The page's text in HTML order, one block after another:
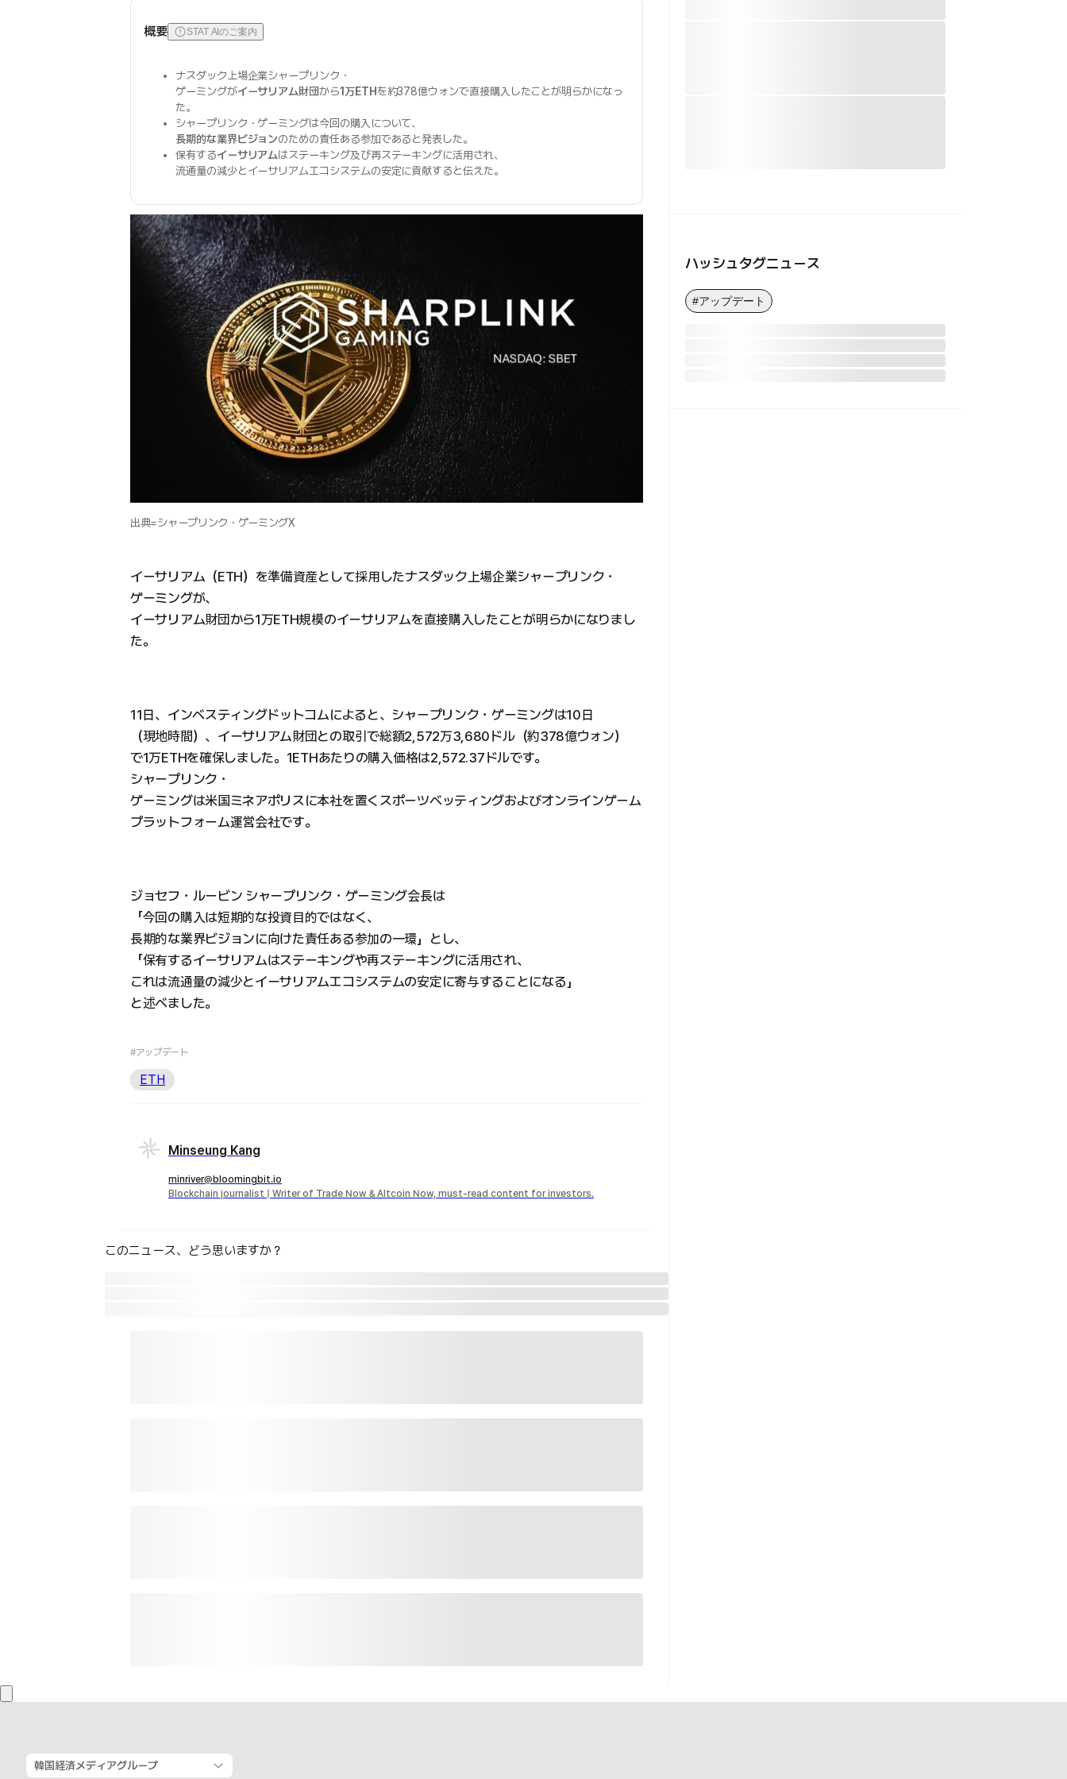
概要 STAT AIのご案内
ナスダック上場企業シャープリンク・
ゲーミングがイーサリアム財団から1万ETHを約378億ウォンで直接購入したことが明らかになっ
た。
シャープリンク・ゲーミングは今回の購入について、
長期的な業界ビジョンのための責任ある参加であると発表した。
保有するイーサリアムはステーキング及び再ステーキングに活用され、
流通量の減少とイーサリアムエコシステムの安定に貢献すると伝えた。
出典=シャープリンク・ゲーミングX
イーサリアム（ETH）を準備資産として採用したナスダック上場企業シャープリンク・
ゲーミングが、
イーサリアム財団から1万ETH規模のイーサリアムを直接購入したことが明らかになりまし
た。
11日、インベスティングドットコムによると、シャープリンク・ゲーミングは10日
（現地時間）、イーサリアム財団との取引で総額2,572万3,680ドル（約378億ウォン）
で1万ETHを確保しました。1ETHあたりの購入価格は2,572.37ドルです。
シャープリンク・
ゲーミングは米国ミネアポリスに本社を置くスポーツベッティングおよびオンラインゲーム
プラットフォーム運営会社です。
ジョセフ・ルービン シャープリンク・ゲーミング会長は
「今回の購入は短期的な投資目的ではなく、
長期的な業界ビジョンに向けた責任ある参加の一環」とし、
「保有するイーサリアムはステーキングや再ステーキングに活用され、
これは流通量の減少とイーサリアムエコシステムの安定に寄与することになる」
と述べました。
#アップデート
ETH
Minseung Kang
minriver@bloomingbit.io
Blockchain journalist | Writer of Trade Now & Altcoin Now, must-read content for investors.
このニュース、どう思いますか？
ハッシュタグニュース
#アップデート
韓国経済メディアグループ